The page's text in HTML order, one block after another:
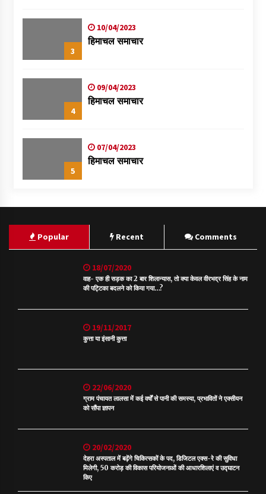
3
10/04/2023
हिमाचल समाचार
4
09/04/2023
हिमाचल समाचार
5
07/04/2023
हिमाचल समाचार
Popular Recent Comments
18/07/2020
वाह- एक ही सड़क का 2 बार शिलान्यास, तो क्या केवल वीरभद्र सिंह के नाम
की पट्टिका बदलने को किया गया…?
19/11/2017
कुत्ता या इंसानी कुत्ता
22/06/2020
ग्राम पंचायत लालसा में कई वर्षों से पानी की समस्या, प्रभावितों ने एक्सीयन
को सौंपा ज्ञापन
20/02/2020
देहरा अस्पताल में बढ़ेंगे चिकित्सकों के पद, डिजिटल एक्स-रे की सुविधा
मिलेगी, 50 करोड़ की विकास परियोजनाओं की आधारशिलाएं व उद्घाटन
किए